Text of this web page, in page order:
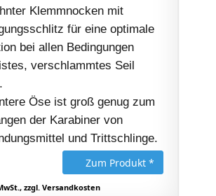
Klemmnocken mit
für eine optimale
bei allen Bedingungen
verschlammtes Seil
Öse ist groß genug zum
der Karabiner von
und Trittschlinge.
Zum Produkt *
zzgl. Versandkosten